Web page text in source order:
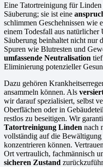
Eine Tatortreinigung für
Säuberung; sie ist eine
schlimmen Geschehnissen wie
einem Todesfall aus
Säuberung beinhaltet nicht nur
Spuren wie Blutresten und
umfassende Neutralisation
Eliminierung potenzieller
Dazu gehören
ansammeln können. Als
wir darauf spezialisiert, selbst
Oberflächen oder in
restlos zu beseitigen. Wir
Tatortreinigung Linden nach
vollständig auf die
konzentrieren können.
Ort vertraulich, fachmännisch
sicheren Zustand